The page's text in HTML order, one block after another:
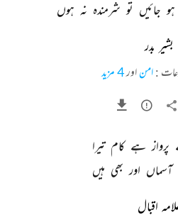
ہو جائیں تو شرمندہ نہ ہوں
بشیر بدر
:امن اور4 مزید
پرواز ہے کام تیرا
آسماں اور بھی ہیں
اقبال